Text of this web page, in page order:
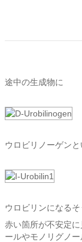
途中の生成物に
ウロビリノーゲン
ウロビリンになるそ
赤い箇所が不安定
ールやモノリグノ